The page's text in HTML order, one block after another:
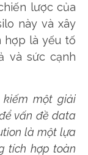
lược của
này và xây
hợp là yếu tố
và sức cạnh
kiếm một giải
vấn đề data
là một lựa
tích hợp toàn